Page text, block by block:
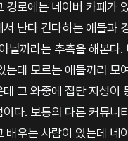
경로에는 네이버 카페가
난다 긴다하는 애들과
닐까라는 추측을 해본다.
는데 모르는 애들끼리 모
그 와중에 집단 지성이
다. 보통의 다른 커뮤니
배우는 사람이 있는데 네